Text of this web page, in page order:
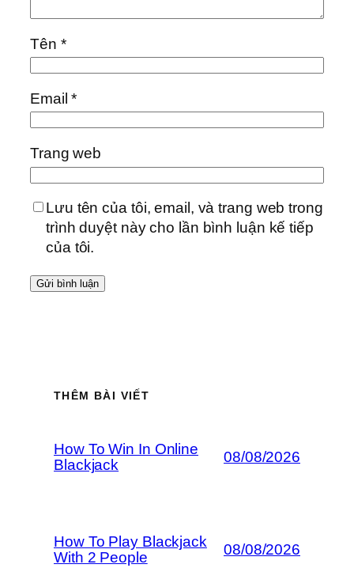
Tên *
Email*
Trang web
Lưu tên của tôi, email, và trang web trong
trình duyệt này cho lần bình luận kế tiếp
của tôi.
THÊM BÀI VIẾT
How To Win In Online
Blackjack
08/08/2026
How To Play Blackjack
With 2 People
08/08/2026